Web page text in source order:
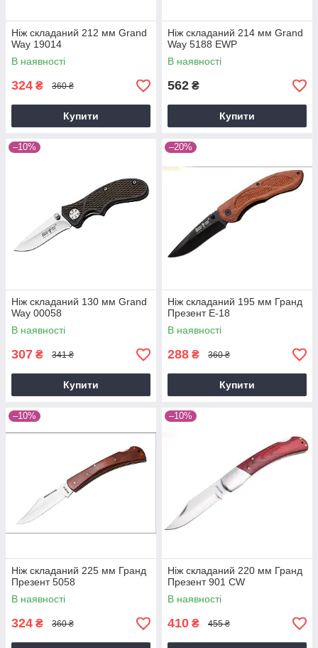
Ніж складаний 212 мм Grand
Way 19014
В наявності
324 ₴ 360 ₴
Купити
Ніж складаний 214 мм Grand
Way 5188 EWP
В наявності
562 ₴
Купити
–10%
Ніж складаний 130 мм Grand
Way 00058
В наявності
307 ₴ 341 ₴
Купити
–20%
Ніж складаний 195 мм Гранд
Презент E-18
В наявності
288 ₴ 360 ₴
Купити
–10%
Ніж складаний 225 мм Гранд
Презент 5058
В наявності
324 ₴ 360 ₴
–10%
Ніж складаний 220 мм Гранд
Презент 901 CW
В наявності
410 ₴ 455 ₴